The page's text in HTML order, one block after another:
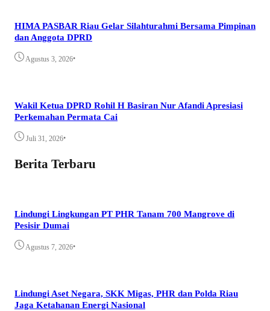
HIMA PASBAR Riau Gelar Silahturahmi Bersama Pimpinan
dan Anggota DPRD
Agustus 3, 2026•
Wakil Ketua DPRD Rohil H Basiran Nur Afandi Apresiasi
Perkemahan Permata Cai
Juli 31, 2026•
Berita Terbaru
Lindungi Lingkungan PT PHR Tanam 700 Mangrove di
Pesisir Dumai
Agustus 7, 2026•
Lindungi Aset Negara, SKK Migas, PHR dan Polda Riau
Jaga Ketahanan Energi Nasional